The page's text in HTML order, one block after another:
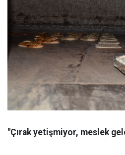
"Çırak yetişmiyor, meslek